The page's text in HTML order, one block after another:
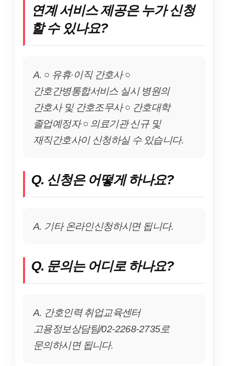
연계 서비스 제공은 누가 신청
할 수 있나요?
A. ○ 유휴·이직 간호사 ○
간호간병통합서비스 실시 병원의
간호사 및 간호조무사 ○ 간호대학
졸업예정자 ○ 의료기관 신규 및
재직간호사이 신청하실 수 있습니다.
Q. 신청은 어떻게 하나요?
A. 기타 온라인신청하시면 됩니다.
Q. 문의는 어디로 하나요?
A. 간호인력 취업교육센터
고용정보상담팀/02-2268-2735로
문의하시면 됩니다.